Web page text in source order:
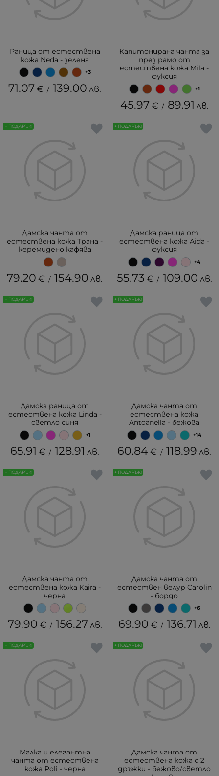
Раница от естествена
кожа Neda - зелена
+3
71.07 € / 139.00 лв.
Капитонирана чанта за
през рамо от
естествена кожа Mila -
фуксия
+1
45.97 € / 89.91 лв.
Дамска чанта от
естествена кожа Трана -
керемидено кафява
79.20 € / 154.90 лв.
+ ПОДАРЪК!
Дамска раница от
естествена кожа Aida -
фуксия
+4
55.73 € / 109.00 лв.
+ ПОДАРЪК!
Дамска раница от
естествена кожа Linda -
светло синя
+1
65.91 € / 128.91 лв.
+ ПОДАРЪК!
Дамска чанта от
естествена кожа
Antoanella - бежова
+14
60.84€ / 118.99 лв.
+ ПОДАРЪК!
Дамска чанта от
естествена кожа Kaira -
черна
79.90 € / 156.27 лв.
+ ПОДАРЪК!
Дамска чанта от
естествен велур Carolin
- бордо
+6
69.90 € / 136.71 лв.
+ ПОДАРЪК!
Малка и елегантна
чанта от естествена
кожа Poli - черна
+ ПОДАРЪК!
Дамска чанта от
естествена кожа с 2
дръжки - бежово/светло
+ ПОДАРЪК!